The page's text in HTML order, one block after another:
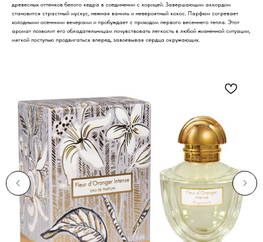
древесных оттенков белого кедра в соединении с корицей. Завершающим аккордом
становится страстный мускус, нежная ваниль и невероятный кокос. Парфюм согревает
холодными осенними вечерами и пробуждает с приходом первого весеннего тепла. Этот
аромат позволит его обладательницам почувствовать легкость в любой жизненной ситуации,
мягкой поступью продвигаться вперед, завоевывая сердца окружающих.